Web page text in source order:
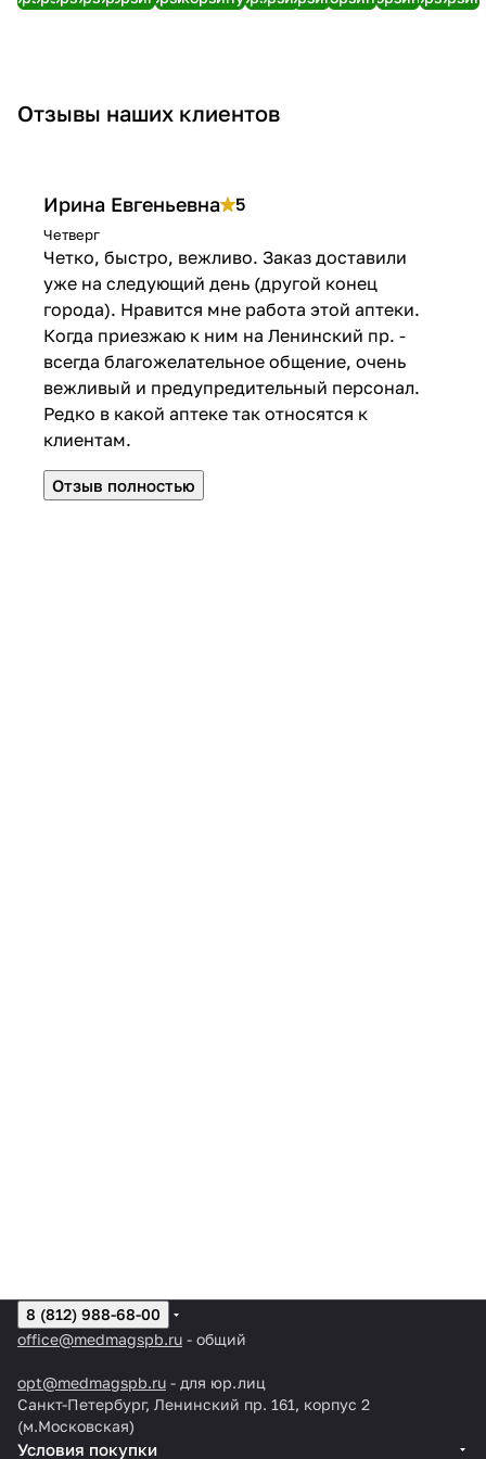
Диаконт
Отзывы наших клиентов
Ирина Евгеньевна 5
Четверг
Четко, быстро, вежливо. Заказ доставили
уже на следующий день (другой конец
города). Нравится мне работа этой аптеки.
Когда приезжаю к ним на Ленинский пр. -
всегда благожелательное общение, очень
вежливый и предупредительный персонал.
Редко в какой аптеке так относятся к
клиентам.
Отзыв полностью
8 (812) 988-68-00
office@medmagspb.ru - общий
opt@medmagspb.ru - для юр.лиц
Санкт-Петербург, Ленинский пр. 161, корпус 2
(м.Московская)
Условия покупки